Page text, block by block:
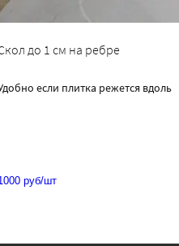
до 1 см на ребре
если плитка режется вдоль
руб/шт